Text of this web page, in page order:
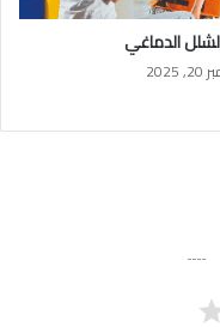
الدماغي